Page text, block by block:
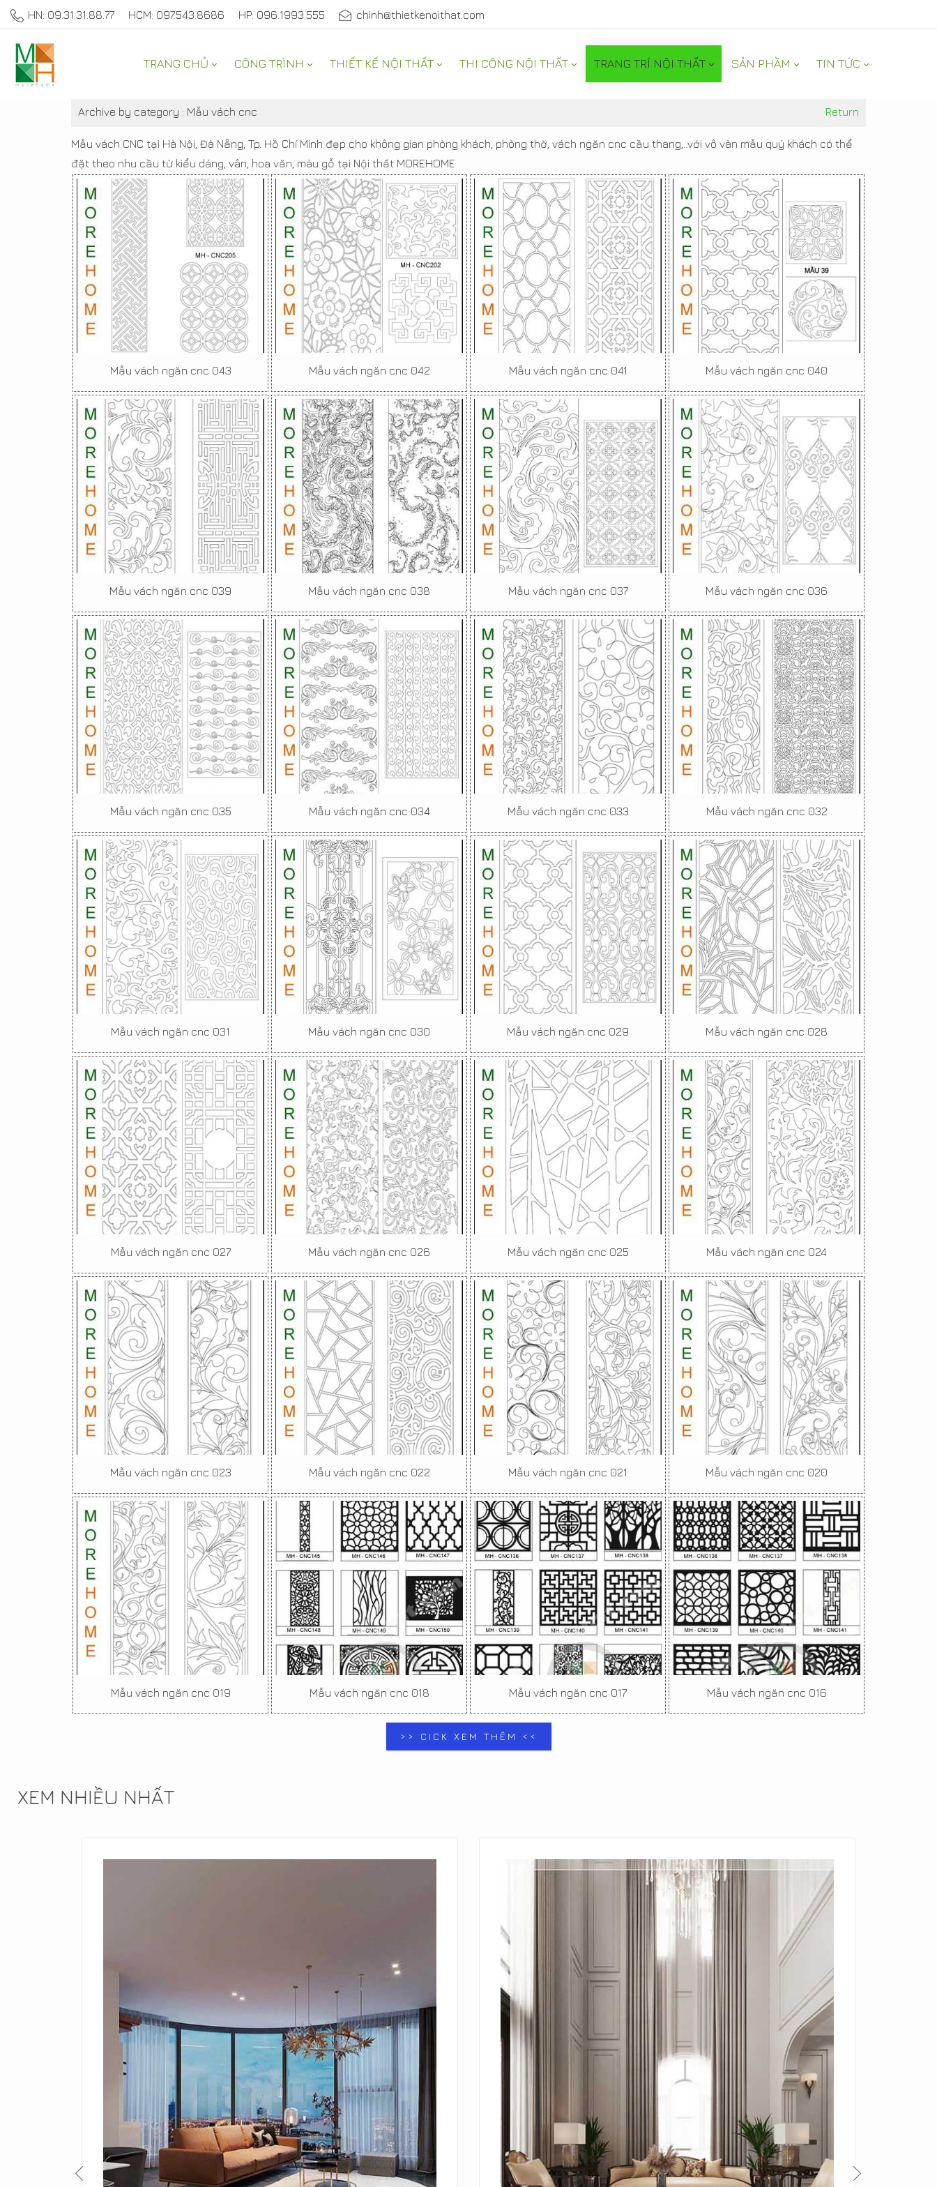
HN: 09.31.31.88.77 HCM: 097.543.8686 HP: 096.1993.555 chinh@thietkenoithat.com
TRANG CHỦ CÔNG TRÌNH THIẾT KẾ NỘI THẤT THI CÔNG NỘI THẤT TRANG TRÍ NỘI THẤT SẢN PHẦM TIN TỨC
SẢN PHẨM TRANG TRÍ NỘI THẤT
Archive by category : Mẫu vách cnc Return
Mẫu vách CNC tại Hà Nội, Đà Nẵng, Tp. Hồ Chí Minh đẹp cho không gian phòng khách, phòng thờ, vách ngăn cnc cầu thang,..với vô vàn mẫu quý khách có thể
đặt theo nhu cầu từ kiểu dáng, vân, hoa văn, màu gỗ tại Nội thất MOREHOME
Mẫu vách ngăn cnc 043 Mẫu vách ngăn cnc 042 Mẫu vách ngăn cnc 041 Mẫu vách ngăn cnc 040
Mẫu vách ngăn cnc 039 Mẫu vách ngăn cnc 038 Mẫu vách ngăn cnc 037 Mẫu vách ngăn cnc 036
Mẫu vách ngăn cnc 035 Mẫu vách ngăn cnc 034 Mẫu vách ngăn cnc 033 Mẫu vách ngăn cnc 032
Mẫu vách ngăn cnc 031 Mẫu vách ngăn cnc 030 Mẫu vách ngăn cnc 029 Mẫu vách ngăn cnc 028
Mẫu vách ngăn cnc 027 Mẫu vách ngăn cnc 026 Mẫu vách ngăn cnc 025 Mẫu vách ngăn cnc 024
Mẫu vách ngăn cnc 023 Mẫu vách ngăn cnc 022 Mẫu vách ngăn cnc 021 Mẫu vách ngăn cnc 020
Mẫu vách ngăn cnc 019 Mẫu vách ngăn cnc 018 Mẫu vách ngăn cnc 017 Mẫu vách ngăn cnc 016
>> CICK XEM THÊM <<
XEM NHIỀU NHẤT